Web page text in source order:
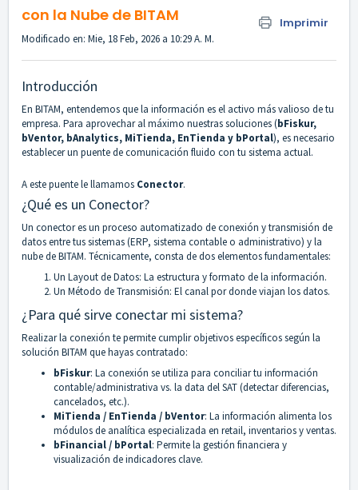
con la Nube de BITAM
Imprimir
Modificado en: Mie, 18 Feb, 2026 a 10:29 A. M.
Introducción
En BITAM, entendemos que la información es el activo más valioso de tu
empresa. Para aprovechar al máximo nuestras soluciones (bFiskur,
bVentor, bAnalytics, MiTienda, EnTienda y bPortal), es necesario
establecer un puente de comunicación fluido con tu sistema actual.
A este puente le llamamos Conector.
¿Qué es un Conector?
Un conector es un proceso automatizado de conexión y transmisión de
datos entre tus sistemas (ERP, sistema contable o administrativo) y la
nube de BITAM. Técnicamente, consta de dos elementos fundamentales:
Un Layout de Datos: La estructura y formato de la información.
Un Método de Transmisión: El canal por donde viajan los datos.
¿Para qué sirve conectar mi sistema?
Realizar la conexión te permite cumplir objetivos específicos según la
solución BITAM que hayas contratado:
bFiskur: La conexión se utiliza para conciliar tu información
contable/administrativa vs. la data del SAT (detectar diferencias,
cancelados, etc.).
MiTienda / EnTienda / bVentor: La información alimenta los
módulos de analítica especializada en retail, inventarios y ventas.
bFinancial / bPortal: Permite la gestión financiera y
visualización de indicadores clave.